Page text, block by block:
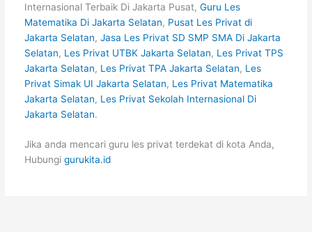
Internasional Terbaik Di Jakarta Pusat, Guru Les
Matematika Di Jakarta Selatan, Pusat Les Privat di
Jakarta Selatan, Jasa Les Privat SD SMP SMA Di Jakarta
Selatan, Les Privat UTBK Jakarta Selatan, Les Privat TPS
Jakarta Selatan, Les Privat TPA Jakarta Selatan, Les
Privat Simak UI Jakarta Selatan, Les Privat Matematika
Jakarta Selatan, Les Privat Sekolah Internasional Di
Jakarta Selatan.
Jika anda mencari guru les privat terdekat di kota Anda,
Hubungi gurukita.id